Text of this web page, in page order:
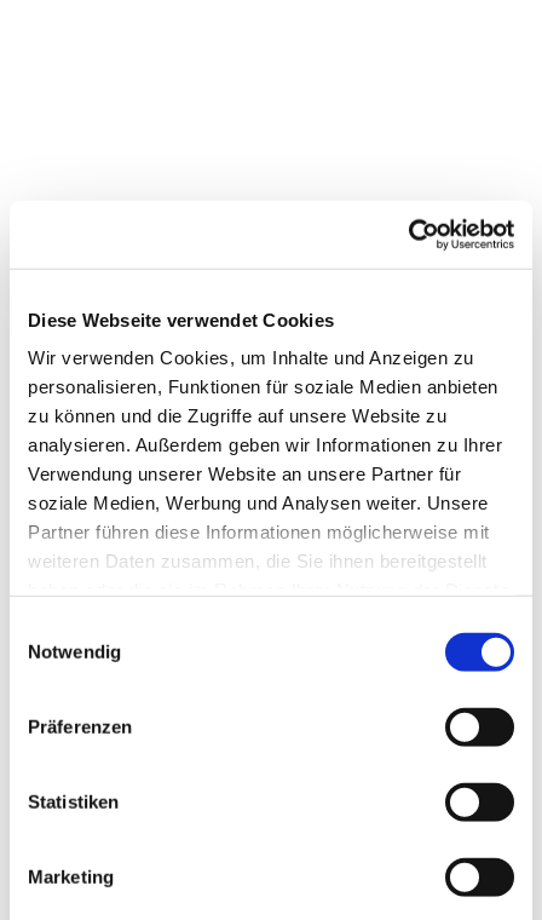
Diese Webseite verwendet Cookies
Wir verwenden Cookies, um Inhalte und Anzeigen zu
personalisieren, Funktionen für soziale Medien anbieten
zu können und die Zugriffe auf unsere Website zu
analysieren. Außerdem geben wir Informationen zu Ihrer
Verwendung unserer Website an unsere Partner für
soziale Medien, Werbung und Analysen weiter. Unsere
Partner führen diese Informationen möglicherweise mit
weiteren Daten zusammen, die Sie ihnen bereitgestellt
Notwendig
Präferenzen
Statistiken
Marketing
Dies könnte Sie auch
interessieren